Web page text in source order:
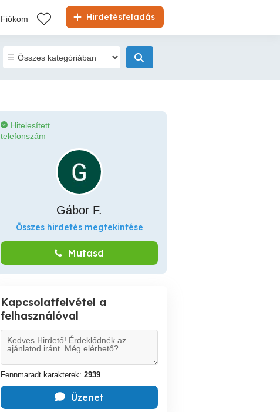
Hirdetésfeladás
Fiókom
Hitelesített
telefonszám
Gábor F.
Összes hirdetés megtekintése
Mutasd
Kapcsolatfelvétel a
felhasználóval
Fennmaradt karakterek: 2939
Üzenet